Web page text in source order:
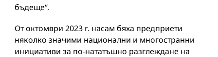
бъдеще“.
От октомври 2023 г. насам бяха предприети
няколко значими национални и многостранни
инициативи за по-нататъшно разглеждане на